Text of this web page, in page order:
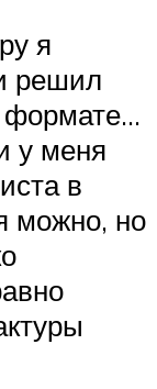
я
решил
формате…
у меня
в
можно, но